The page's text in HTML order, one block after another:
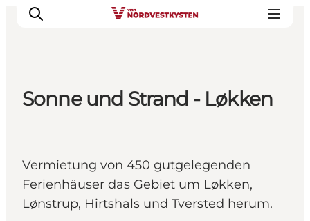
Events
Unterkunft
Mach deine Urlaubsplanung
Sonne und Strand - Løkken
Vermietung von 450 gutgelegenden
Ferienhäuser das Gebiet um Løkken,
Lønstrup, Hirtshals und Tversted herum.